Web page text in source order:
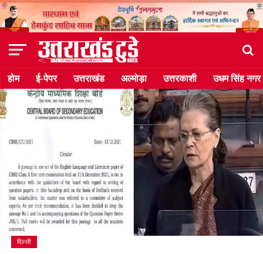
होम ई-पेपर उत्तराखंड अल्मोड़ा उत्तरकाशी उधम सिंह नगर
दिल्ली